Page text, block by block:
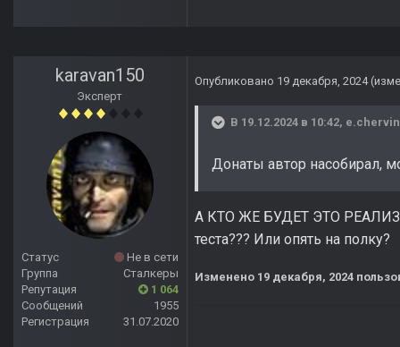
karavan150
Эксперт
Статус
Не в сети
Группа
Сталкеры
Репутация
1 064
Сообщений
1955
Регистрация
31.07.2020
Опубликовано 19 декабря, 2024
В 19.12.2024 в 10:42,
Донаты автор насобирал,
А КТО ЖЕ БУДЕТ ЭТО
теста??? Или опять на полку?
Изменено 19 декабря, 2024